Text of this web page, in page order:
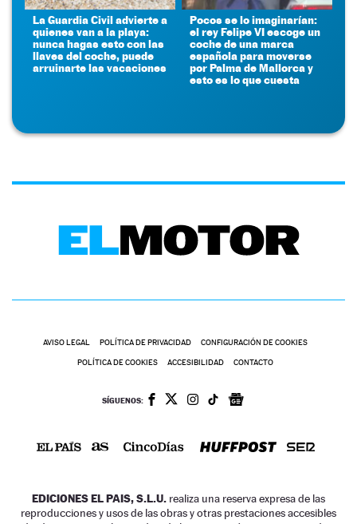
La Guardia Civil advierte a
quienes van a la playa:
nunca hagas esto con las
llaves del coche, puede
arruinarte las vacaciones
Pocos se lo imaginarían:
el rey Felipe VI escoge un
coche de una marca
española para moverse
por Palma de Mallorca y
esto es lo que cuesta
AVISO LEGAL POLÍTICA DE PRIVACIDAD CONFIGURACIÓN DE COOKIES
POLÍTICA DE COOKIES ACCESIBILIDAD CONTACTO
SÍGUENOS:
EDICIONES EL PAIS, S.L.U. realiza una reserva expresa de las
reproducciones y usos de las obras y otras prestaciones accesibles